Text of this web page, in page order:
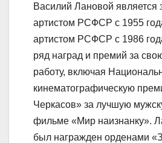
Василий Лановой является
артистом РСФСР с 1955
артистом РСФСР с 1986
ряд наград и премий за
работу, включая
кинематографическую
Черкасов» за лучшую
фильме «Мир наизнанку».
был награжден орденами